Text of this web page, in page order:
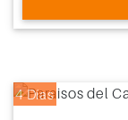
4 Días